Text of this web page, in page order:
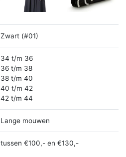
Zwart (#01)
34 t/m 36
36 t/m 38
38 t/m 40
40 t/m 42
42 t/m 44
Lange mouwen
tussen €100,- en €130,-